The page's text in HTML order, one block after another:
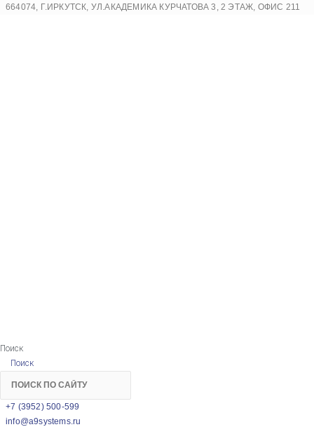
Перейти
664074, Г.ИРКУТСК, УЛ.АКАДЕМИКА КУРЧАТОВА 3, 2 ЭТАЖ, ОФИС 211
Поиск
Поиск
+7 (3952) 500-599
info@a9systems.ru